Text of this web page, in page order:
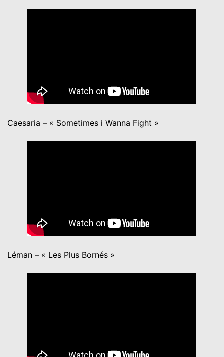
Caesaria – « Sometimes i Wanna Fight »
Léman – « Les Plus Bornés »